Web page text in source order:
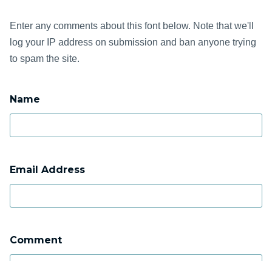
Enter any comments about this font below. Note that we'll
log your IP address on submission and ban anyone trying
to spam the site.
Name
Email Address
Comment